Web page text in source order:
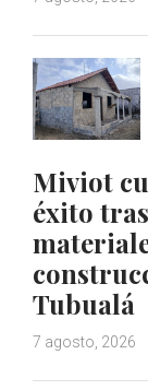
Miviot
éxito
Tubualá
7 agosto, 2026